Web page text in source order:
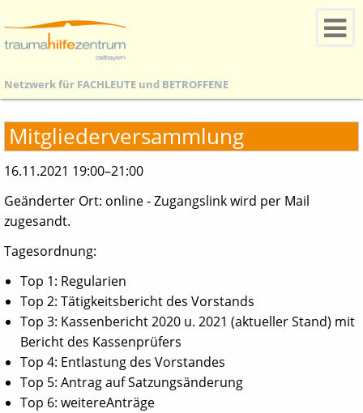
Netzwerk für FACHLEUTE und BETROFFENE
Mitgliederversammlung
16.11.2021 19:00–21:00
Geänderter Ort: online - Zugangslink wird per Mail
zugesandt.
Tagesordnung:
Top 1: Regularien
Top 2: Tätigkeitsbericht des Vorstands
Top 3: Kassenbericht 2020 u. 2021 (aktueller Stand) mit
Bericht des Kassenprüfers
Top 4: Entlastung des Vorstandes
Top 5: Antrag auf Satzungsänderung
Top 6: weitereAnträge